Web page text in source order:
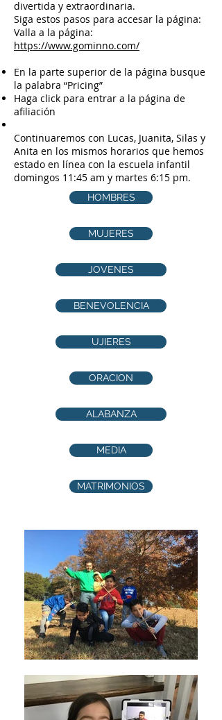
divertida y extraordinaria.
Siga estos pasos para accesar la página:
Valla a la página:
https://www.gominno.com/
En la parte superior de la página busque
la palabra “Pricing”
Haga click para entrar a la página de
afiliación
Continuaremos con Lucas, Juanita, Silas y
Anita en los mismos horarios que hemos
estado en línea con la escuela infantil
domingos 11:45 am y martes 6:15 pm.
HOMBRES
MUJERES
JOVENES
BENEVOLENCIA
UJIERES
ORACION
ALABANZA
MEDIA
MATRIMONIOS